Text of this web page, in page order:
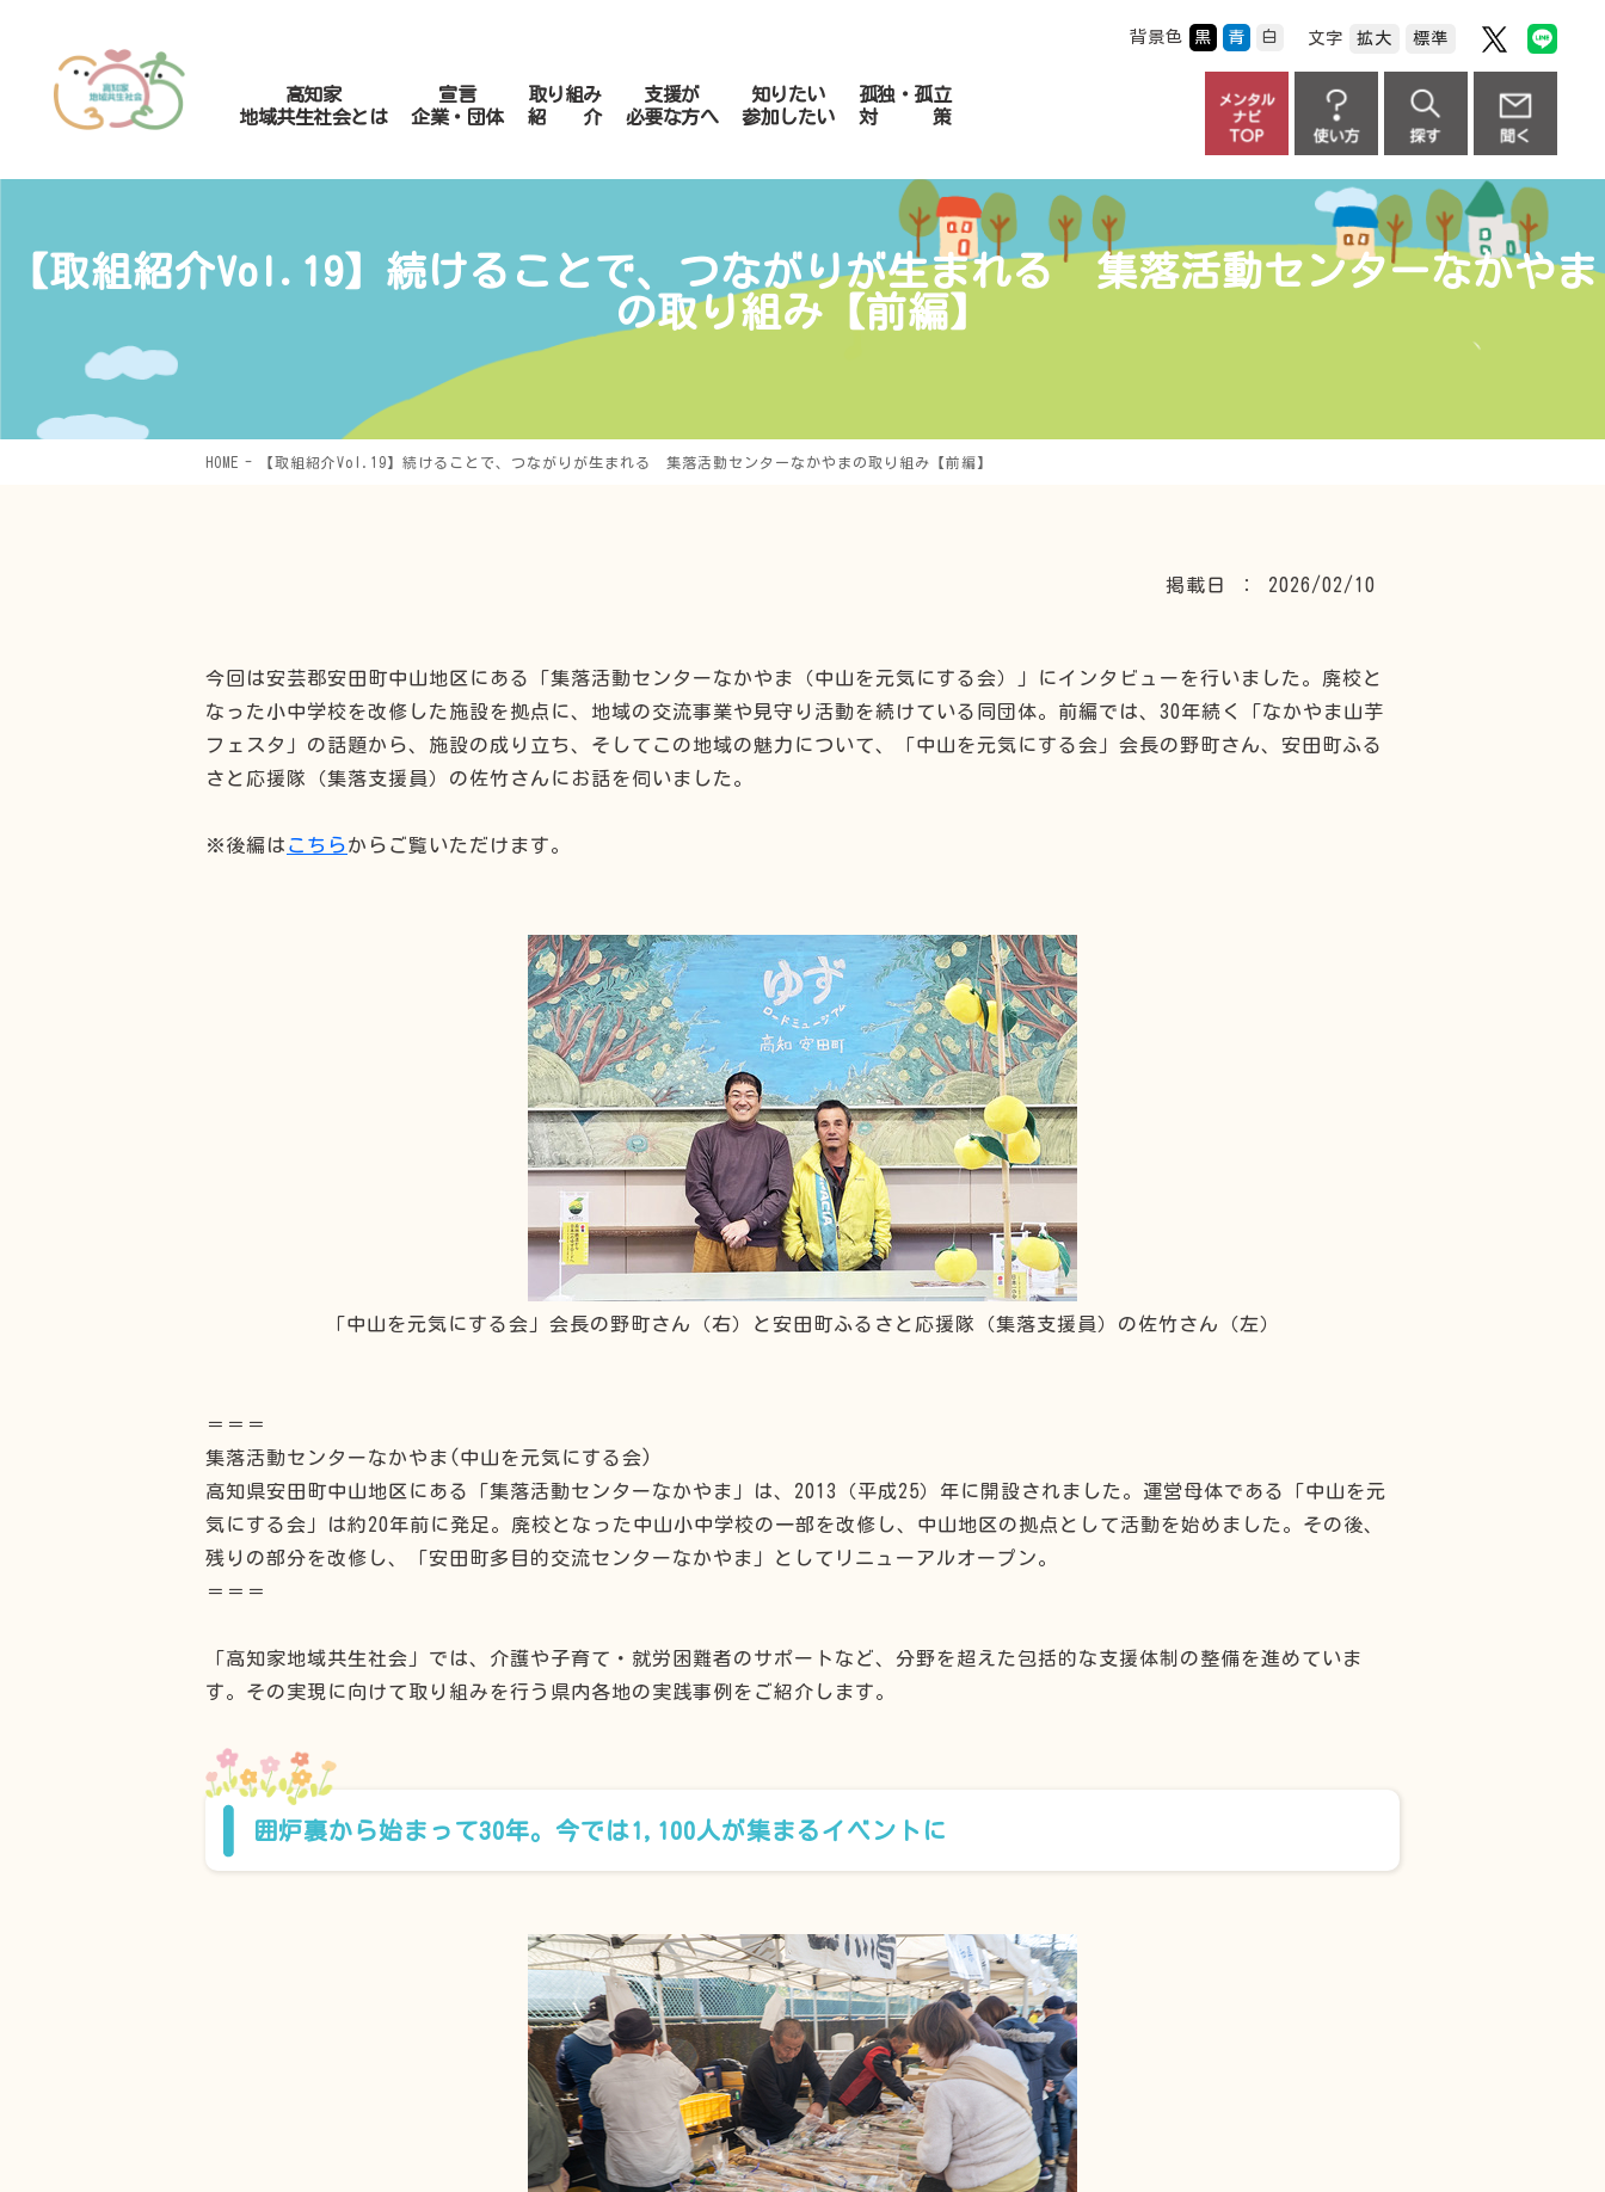
背景色 黒 青 白 文字 拡大 標準
高知家
地域共生社会とは
宣言
企業・団体
取り組み
紹 介
支援が
必要な方へ
知りたい
参加したい
孤独・孤立
対 策
【取組紹介Vol.19】続けることで、つながりが生まれる 集落活動センターなかやま
の取り組み【前編】
HOME 【取組紹介Vol.19】続けることで、つながりが生まれる 集落活動センターなかやまの取り組み【前編】
掲載日 ： 2026/02/10
今回は安芸郡安田町中山地区にある「集落活動センターなかやま（中山を元気にする会）」にインタビューを行いました。廃校と
なった小中学校を改修した施設を拠点に、地域の交流事業や見守り活動を続けている同団体。前編では、30年続く「なかやま山芋
フェスタ」の話題から、施設の成り立ち、そしてこの地域の魅力について、「中山を元気にする会」会長の野町さん、安田町ふる
さと応援隊（集落支援員）の佐竹さんにお話を伺いました。
※後編は こちらからご覧いただけます。
「中山を元気にする会」会長の野町さん（右）と安田町ふるさと応援隊（集落支援員）の佐竹さん（左）
＝＝＝
集落活動センターなかやま(中山を元気にする会)
高知県安田町中山地区にある「集落活動センターなかやま」は、2013（平成25）年に開設されました。運営母体である「中山を元
気にする会」は約20年前に発足。廃校となった中山小中学校の一部を改修し、中山地区の拠点として活動を始めました。その後、
残りの部分を改修し、「安田町多目的交流センターなかやま」としてリニューアルオープン。
＝＝＝
「高知家地域共生社会」では、介護や子育て・就労困難者のサポートなど、分野を超えた包括的な支援体制の整備を進めていま
す。その実現に向けて取り組みを行う県内各地の実践事例をご紹介します。
囲炉裏から始まって30年。今では1,100人が集まるイベントに